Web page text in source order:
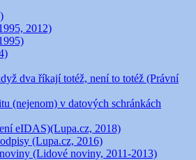
2012)
dva říkají totéž, není to totéž (Právní
(nejenom) v datových schránkách
eIDAS)(Lupa.cz, 2018)
(Lupa.cz, 2016)
(Lidové noviny, 2011-2013)